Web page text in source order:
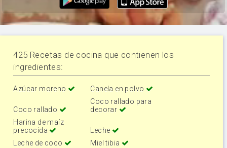
425 Recetas de cocina que contienen los
ingredientes:
Azúcar moreno Canela en polvo
Coco rallado
Coco rallado para
decorar
Harina de maíz
precocida
Leche
Leche de coco
Miel tibia